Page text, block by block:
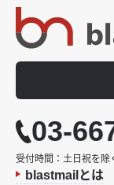
03-
受付時間：土日祝を除
blastmailとは